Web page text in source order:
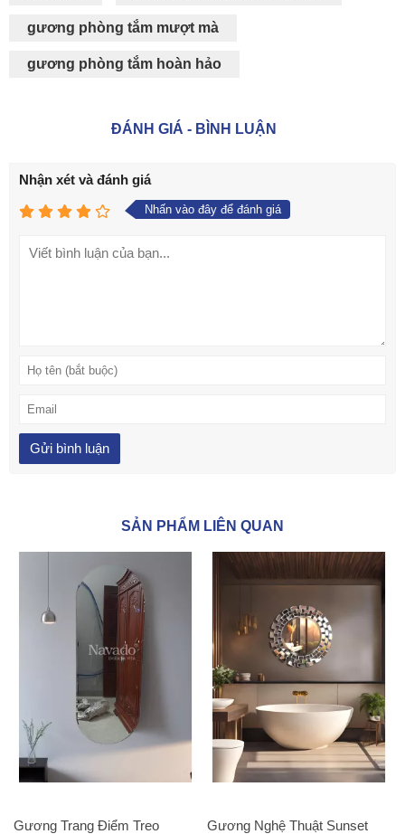
gương phòng tắm mượt mà
gương phòng tắm hoàn hảo
ĐÁNH GIÁ - BÌNH LUẬN
Nhận xét và đánh giá
Nhấn vào đây để đánh giá
SẢN PHẨM LIÊN QUAN
Gương Trang Điểm Treo
Gương Nghệ Thuật Sunset